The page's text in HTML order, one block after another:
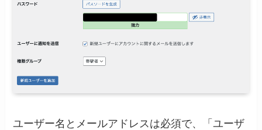
ユーザー名とメールアドレスは必須で、「ユーザ